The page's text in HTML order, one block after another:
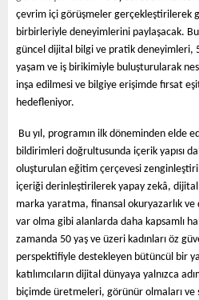
çevrim içi görüşmeler gerçekleştirilerek
birbirleriyle deneyimlerini paylaşacak.
güncel dijital bilgi ve pratik deneyimleri,
yaşam ve iş birikimiyle buluşturularak
inşa edilmesi ve bilgiye erişimde fırsat
hedefleniyor.
Bu yıl, programın ilk döneminden elde
bildirimleri doğrultusunda içerik yapısı
oluşturulan eğitim çerçevesi
içeriği derinleştirilerek yapay zekâ,
marka yaratma, finansal okuryazarlık
var olma gibi alanlarda daha kapsamlı
zamanda 50 yaş ve üzeri kadınları öz
perspektifiyle destekleyen bütüncül bir
katılımcıların dijital dünyaya yalnızca
biçimde üretmeleri, görünür olmaları ve